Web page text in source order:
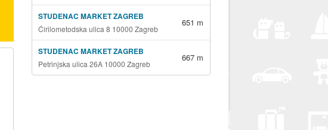
STUDENAC MARKET ZAGREB
Ćirilometodska ulica 8 10000 Zagreb
651 m
STUDENAC MARKET ZAGREB
Petrinjska ulica 26A 10000 Zagreb
667 m